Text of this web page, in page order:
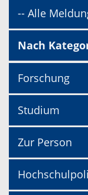
-- Alle
Nach
Forschung
Studium
Zur Person